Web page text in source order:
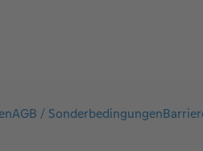
AGB / Sonderbedingungen